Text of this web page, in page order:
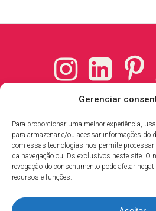
Gerenciar
Para proporcionar uma melhor experiência,
para armazenar e/ou acessar informações
com essas tecnologias nos permite
da navegação ou IDs exclusivos neste site. O
revogação do consentimento pode afetar
recursos e funções.
InstagramLinkedIn
Endereço
Jardim Camburi,
Cep 29.090-